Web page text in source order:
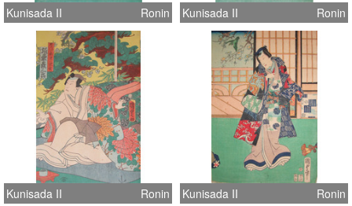
Kunisada II Ronin Kunisada II Ronin
Kunisada II Ronin Kunisada II Ronin